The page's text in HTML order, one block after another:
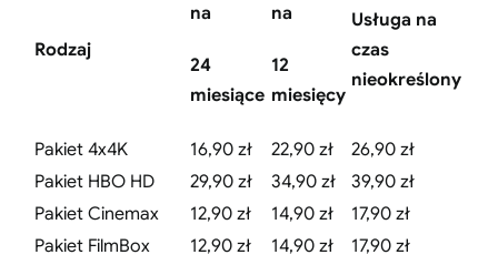
Rodzaj
na
24
miesiące
na
12
miesięcy
Usługa na
czas
nieokreślony
Pakiet 4x4K 16,90 zł 22,90 zł
26,90 zł
Pakiet HBO HD
29,90 zł 34,90 zł
39,90 zł
Pakiet Cinemax
12,90 zł 14,90 zł
17,90 zł
Pakiet FilmBox
12,90 zł 14,90 zł
17,90 zł